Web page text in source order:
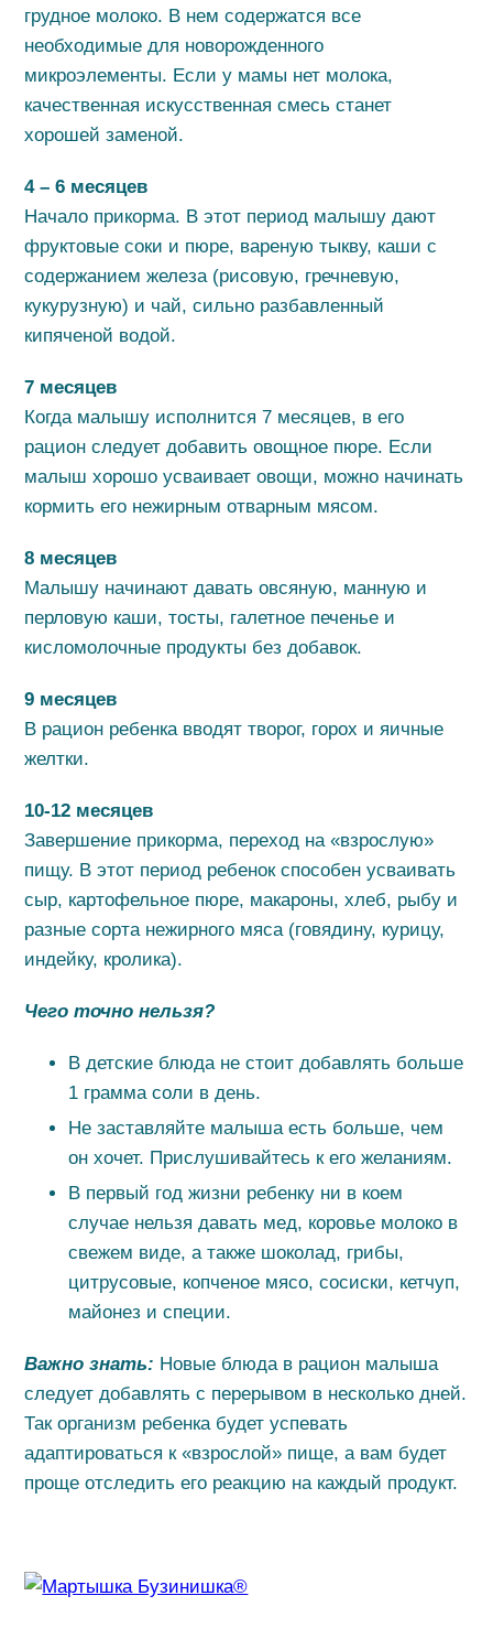
грудное молоко. В нем содержатся все
необходимые для новорожденного
микроэлементы. Если у мамы нет молока,
качественная искусственная смесь станет
хорошей заменой.
4 – 6 месяцев
Начало прикорма. В этот период малышу дают
фруктовые соки и пюре, вареную тыкву, каши с
содержанием железа (рисовую, гречневую,
кукурузную) и чай, сильно разбавленный
кипяченой водой.
7 месяцев
Когда малышу исполнится 7 месяцев, в его
рацион следует добавить овощное пюре. Если
малыш хорошо усваивает овощи, можно начинать
кормить его нежирным отварным мясом.
8 месяцев
Малышу начинают давать овсяную, манную и
перловую каши, тосты, галетное печенье и
кисломолочные продукты без добавок.
9 месяцев
В рацион ребенка вводят творог, горох и яичные
желтки.
10-12 месяцев
Завершение прикорма, переход на «взрослую»
пищу. В этот период ребенок способен усваивать
сыр, картофельное пюре, макароны, хлеб, рыбу и
разные сорта нежирного мяса (говядину, курицу,
индейку, кролика).
Чего точно нельзя?
В детские блюда не стоит добавлять больше
1 грамма соли в день.
Не заставляйте малыша есть больше, чем
он хочет. Прислушивайтесь к его желаниям.
В первый год жизни ребенку ни в коем
случае нельзя давать мед, коровье молоко в
свежем виде, а также шоколад, грибы,
цитрусовые, копченое мясо, сосиски, кетчуп,
майонез и специи.
Важно знать: Новые блюда в рацион малыша
следует добавлять с перерывом в несколько дней.
Так организм ребенка будет успевать
адаптироваться к «взрослой» пище, а вам будет
проще отследить его реакцию на каждый продукт.